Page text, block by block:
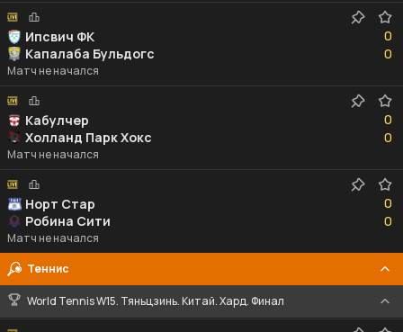
Ипсвич ФК
Капалаба Бульдогс
0
0
0
0
Матч не начался
Кабулчер
Холланд Парк Хокс
0
0
0
0
Матч не начался
Норт Стар
Робина Сити
0
0
0
0
Матч не начался
Теннис
World Tennis W15. Тяньцзинь. Китай. Хард. Финал